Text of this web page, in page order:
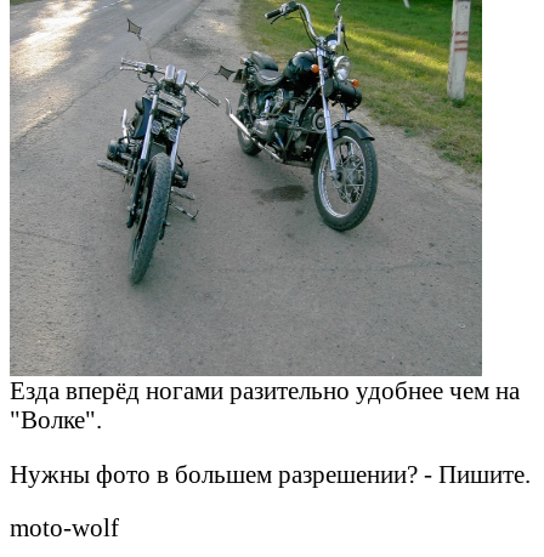
Езда вперёд ногами разительно удобнее чем на
"Волке".
Нужны фото в большем разрешении? - Пишите.
moto-wolf